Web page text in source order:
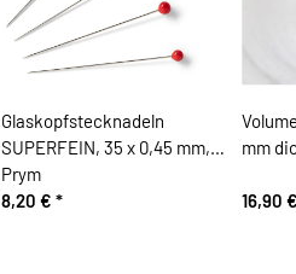
Glaskopfstecknadeln
SUPERFEIN, 35 x 0,45 mm,
Prym
8,20 € *
mm
16,90